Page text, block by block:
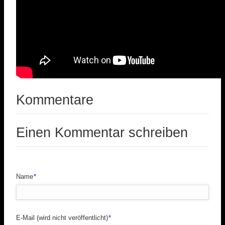
Kommentare
Einen Kommentar schreiben
Pflichtfeld
Name*
Pflichtfeld
E-Mail (wird nicht veröffentlicht)*